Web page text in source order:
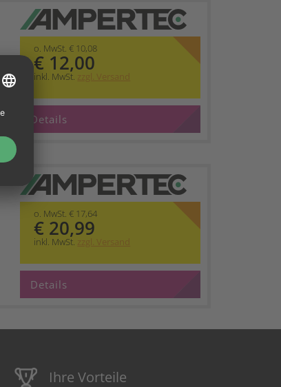
o. MwSt. € 10,08
€ 12,00
inkl. MwSt. zzgl. Versand
Details
o. MwSt. € 17,64
€ 20,99
inkl. MwSt. zzgl. Versand
Details
Ihre Vorteile